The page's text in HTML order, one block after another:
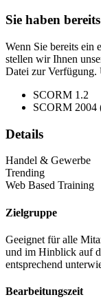
Sie haben
Wenn Sie bereits ein
stellen wir Ihnen
Datei zur Verfügung.
SCORM 1.2
SCORM 2004
Details
Handel & Gewerbe
Trending
Web Based Training
Zielgruppe
Geeignet für alle
und im Hinblick auf
entsprechend
Bearbeitungszeit